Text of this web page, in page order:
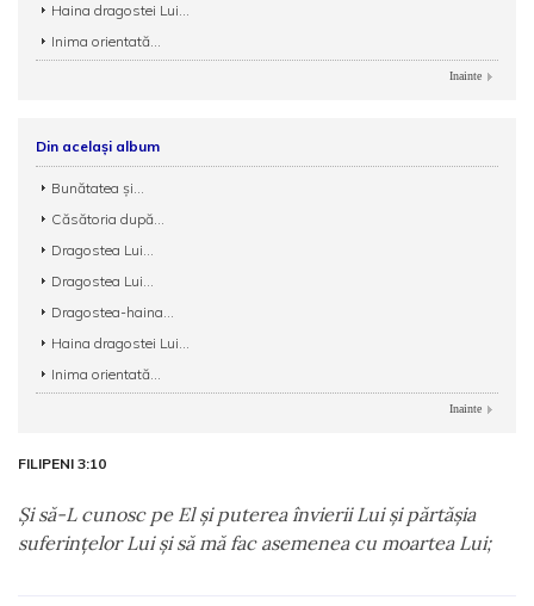
Haina dragostei Lui...
Inima orientată...
Inainte
Din același album
Bunătatea și...
Căsătoria după...
Dragostea Lui...
Dragostea Lui...
Dragostea-haina...
Haina dragostei Lui...
Inima orientată...
Inainte
FILIPENI 3:10
Şi să-L cunosc pe El şi puterea învierii Lui şi părtăşia
suferinţelor Lui şi să mă fac asemenea cu moartea Lui;